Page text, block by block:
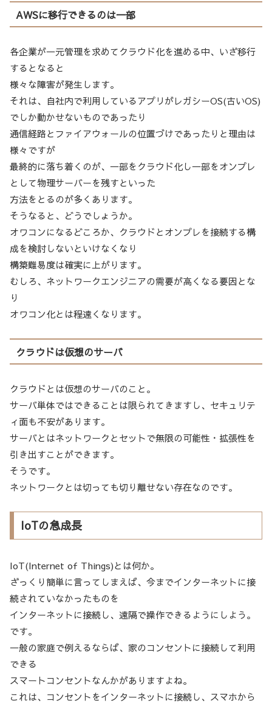
AWSに移行できるのは一部
各企業が一元管理を求めてクラウド化を進める中、いざ移行
するとなると
様々な障害が発生します。
それは、自社内で利用しているアプリがレガシーOS(古いOS)
でしか動かせないものであったり
通信経路とファイアウォールの位置づけであったりと理由は
様々ですが
最終的に落ち着くのが、一部をクラウド化し一部をオンプレ
として物理サーバーを残すといった
方法をとるのが多くあります。
そうなると、どうでしょうか。
オワコンになるどころか、クラウドとオンプレを接続する構
成を検討しないといけなくなり
構築難易度は確実に上がります。
むしろ、ネットワークエンジニアの需要が高くなる要因とな
り
オワコン化とは程遠くなります。
クラウドは仮想のサーバ
クラウドとは仮想のサーバのこと。
サーバ単体ではできることは限られてきますし、セキュリテ
ィ面も不安があります。
サーバとはネットワークとセットで無限の可能性・拡張性を
引き出すことができます。
そうです。
ネットワークとは切っても切り離せない存在なのです。
IoTの急成長
IoT(Internet of Things)とは何か。
ざっくり簡単に言ってしまえば、今までインターネットに接
続されていなかったものを
インターネットに接続し、遠隔で操作できるようにしよう。
です。
一般の家庭で例えるならば、家のコンセントに接続して利用
できる
スマートコンセントなんかがありますよね。
これは、コンセントをインターネットに接続し、スマホから